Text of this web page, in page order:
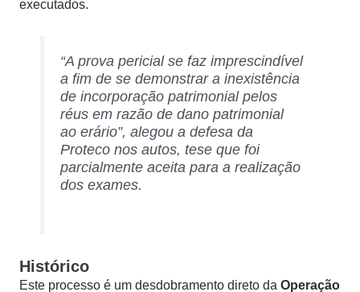
executados.
“A prova pericial se faz imprescindível
a fim de se demonstrar a inexistência
de incorporação patrimonial pelos
réus em razão de dano patrimonial
ao erário”, alegou a defesa da
Proteco nos autos, tese que foi
parcialmente aceita para a realização
dos exames.
Histórico
Este processo é um desdobramento direto da Operação